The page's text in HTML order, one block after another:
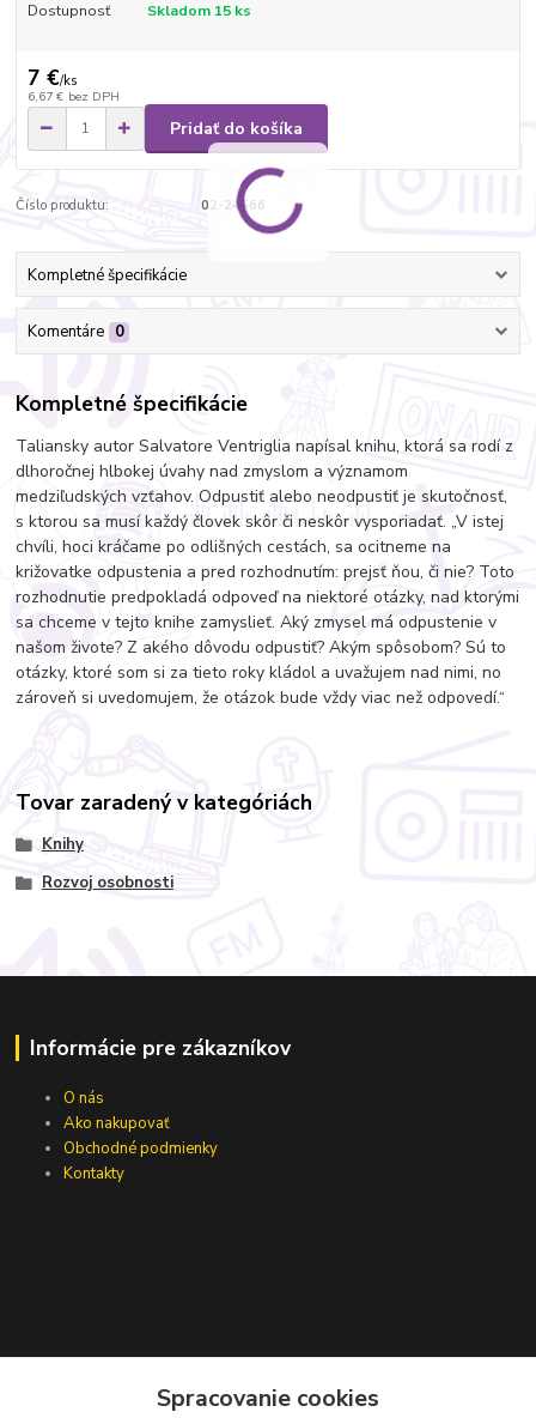
Dostupnosť Skladom 15 ks
7 €/ks
6,67 € bez DPH
Pridať do košíka
Číslo produktu: 02-24566
Kompletné špecifikácie
Komentáre 0
Kompletné špecifikácie
Taliansky autor Salvatore Ventriglia napísal knihu, ktorá sa rodí z
dlhoročnej hlbokej úvahy nad zmyslom a významom
medziľudských vzťahov. Odpustiť alebo neodpustiť je skutočnosť,
s ktorou sa musí každý človek skôr či neskôr vysporiadať. „V istej
chvíli, hoci kráčame po odlišných cestách, sa ocitneme na
križovatke odpustenia a pred rozhodnutím: prejsť ňou, či nie? Toto
rozhodnutie predpokladá odpoveď na niektoré otázky, nad ktorými
sa chceme v tejto knihe zamyslieť. Aký zmysel má odpustenie v
našom živote? Z akého dôvodu odpustiť? Akým spôsobom? Sú to
otázky, ktoré som si za tieto roky kládol a uvažujem nad nimi, no
zároveň si uvedomujem, že otázok bude vždy viac než odpovedí.“
Tovar zaradený v kategóriách
Knihy
Rozvoj osobnosti
Informácie pre zákazníkov
O nás
Ako nakupovať
Obchodné podmienky
Kontakty
Zákaznícka podporaSpracovanie cookies